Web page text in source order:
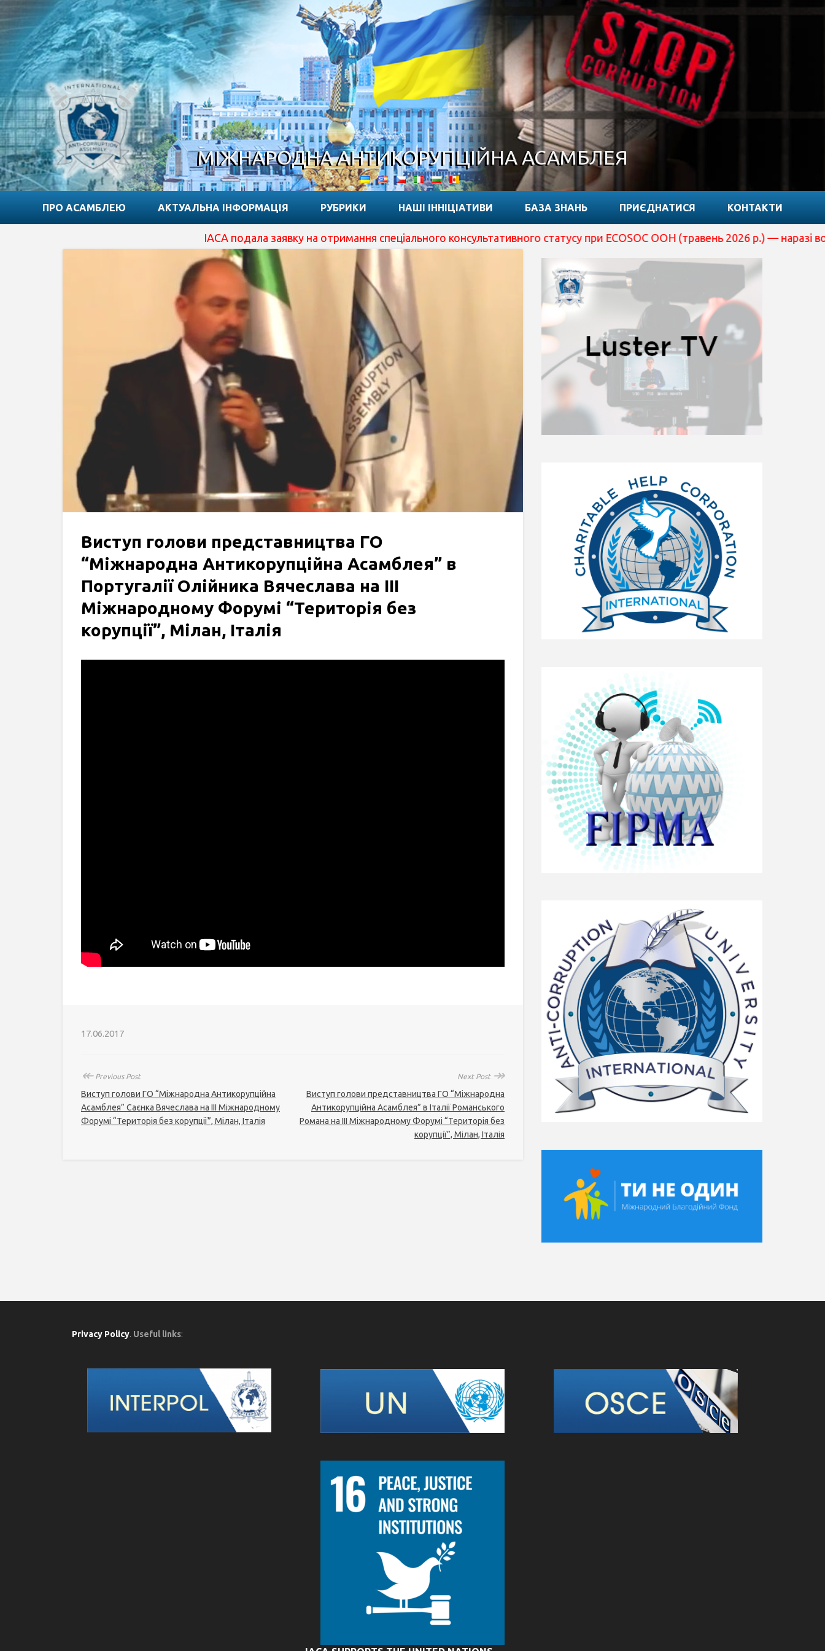
МІЖНАРОДНА АНТИКОРУПЦІЙНА АСАМБЛЕЯ
ПРО АСАМБЛЕЮ АКТУАЛЬНА ІНФОРМАЦІЯ РУБРИКИ НАШІ ІННІЦІАТИВИ БАЗА ЗНАНЬ ПРИЄДНАТИСЯ КОНТАКТИ
IACA подала заявку на отримання спеціального консультативного статусу при ECOSOC ООН (травень 2026 р.) — наразі
Виступ голови представництва ГО
“Міжнародна Антикорупційна Асамблея” в
Португалії Олійника Вячеслава на ІІІ
Міжнародному Форумі “Територія без
корупції”, Мілан, Італія
17.06.2017
↞Previous Post
Виступ голови ГО “Міжнародна Антикорупційна
Асамблея” Саєнка Вячеслава на ІІІ Міжнародному
Форумі “Територія без корупції”, Мілан, Італія
Next Post ↠
Виступ голови представництва ГО “Міжнародна
Антикорупційна Асамблея” в Італії Романського
Романа на ІІІ Міжнародному Форумі “Територія без
корупції”, Мілан, Італія
Privacy Policy. Useful links: